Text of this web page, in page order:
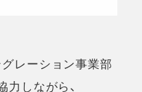
レーション事業部
力しながら、